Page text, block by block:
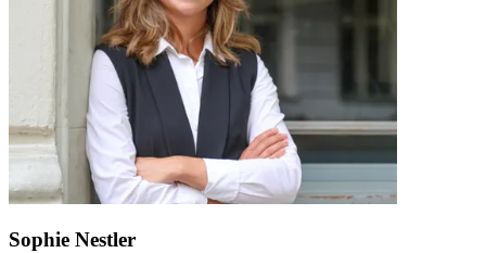
Sophie Nestler